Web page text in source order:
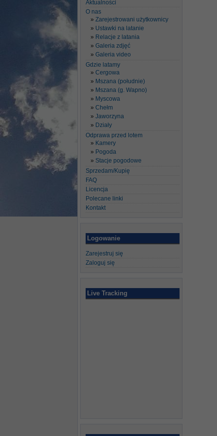
Aktualności
O nas
Zarejestrowani użytkownicy
Ustawki na latanie
Relacje z latania
Galeria zdjęć
Galeria video
Gdzie latamy
Cergowa
Mszana (południe)
Mszana (g. Wapno)
Myscowa
Chełm
Jaworzyna
Działy
Odprawa przed lotem
Kamery
Pogoda
Stacje pogodowe
Sprzedam/Kupię
FAQ
Licencja
Polecane linki
Kontakt
Logowanie
Zarejestruj się
Zaloguj się
Live Tracking